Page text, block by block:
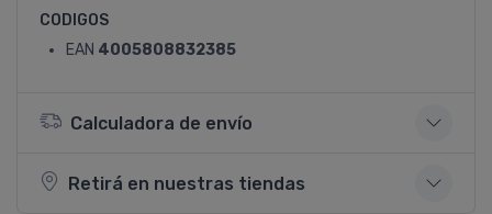
CODIGOS
EAN 4005808832385
Calculadora de envío
Retirá en nuestras tiendas